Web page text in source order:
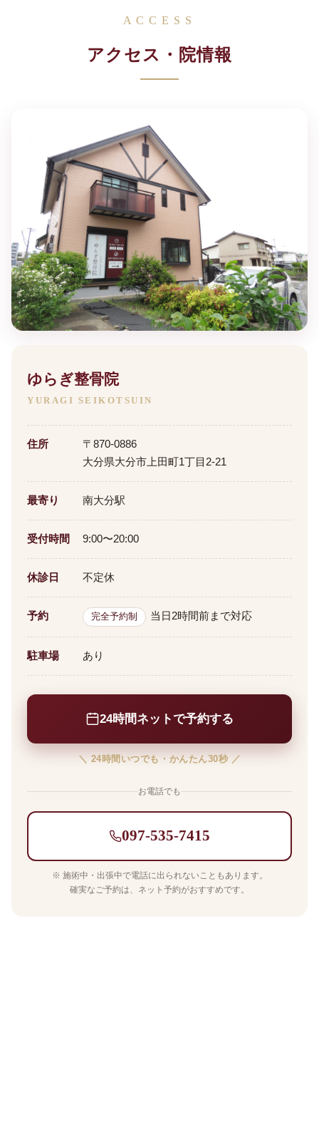
ACCESS
アクセス・院情報
ゆらぎ整骨院
YURAGI SEIKOTSUIN
住所
〒870-0886
大分県大分市上田町1丁目2-21
最寄り 南大分駅
受付時間 9:00〜20:00
休診日 不定休
予約 完全予約制 当日2時間前まで対応
駐車場 あり
24時間ネットで予約する
＼ 24時間いつでも・かんたん30秒 ／
お電話でも
097-535-7415
※ 施術中・出張中で電話に出られないこともあります。
確実なご予約は、ネット予約がおすすめです。